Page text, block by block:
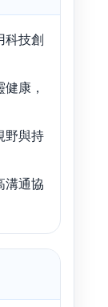
科技創
康，
野與持
溝通協